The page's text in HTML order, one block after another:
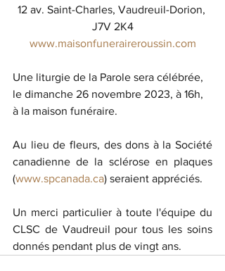
12 av. Saint-Charles, Vaudreuil-Dorion,
J7V 2K4
www.maisonfuneraireroussin.com
Une liturgie de la Parole sera célébrée,
le dimanche 26 novembre 2023, à 16h,
à la maison funéraire.
Au lieu de fleurs, des dons à la Société
canadienne de la sclérose en plaques
(www.spcanada.ca) seraient appréciés.
Un merci particulier à toute l'équipe du
CLSC de Vaudreuil pour tous les soins
donnés pendant plus de vingt ans.